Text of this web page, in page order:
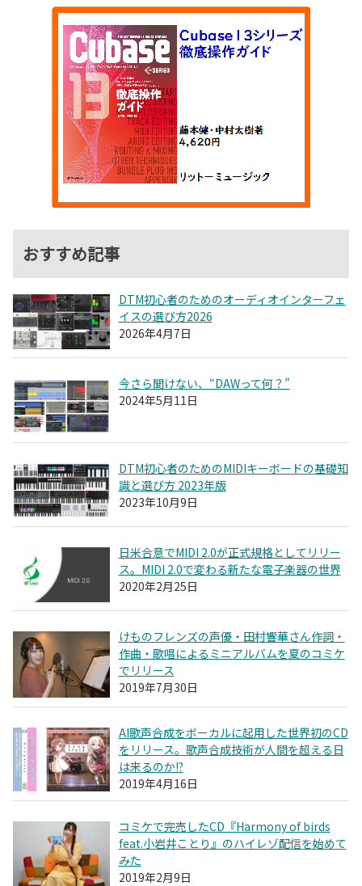
おすすめ記事
DTM初心者のためのオーディオインターフェ
イスの選び方2026
2026年4月7日
今さら聞けない、“DAWって何？”
2024年5月11日
DTM初心者のためのMIDIキーボードの基礎知
識と選び方 2023年版
2023年10月9日
日米合意でMIDI 2.0が正式規格としてリリー
ス。MIDI 2.0で変わる新たな電子楽器の世界
2020年2月25日
けものフレンズの声優・田村響華さん作詞・
作曲・歌唱によるミニアルバムを夏のコミケ
でリリース
2019年7月30日
AI歌声合成をボーカルに起用した世界初のCD
をリリース。歌声合成技術が人間を超える日
は来るのか!?
2019年4月16日
コミケで完売したCD『Harmony of birds
feat.小岩井ことり』のハイレゾ配信を始めて
みた
2019年2月9日